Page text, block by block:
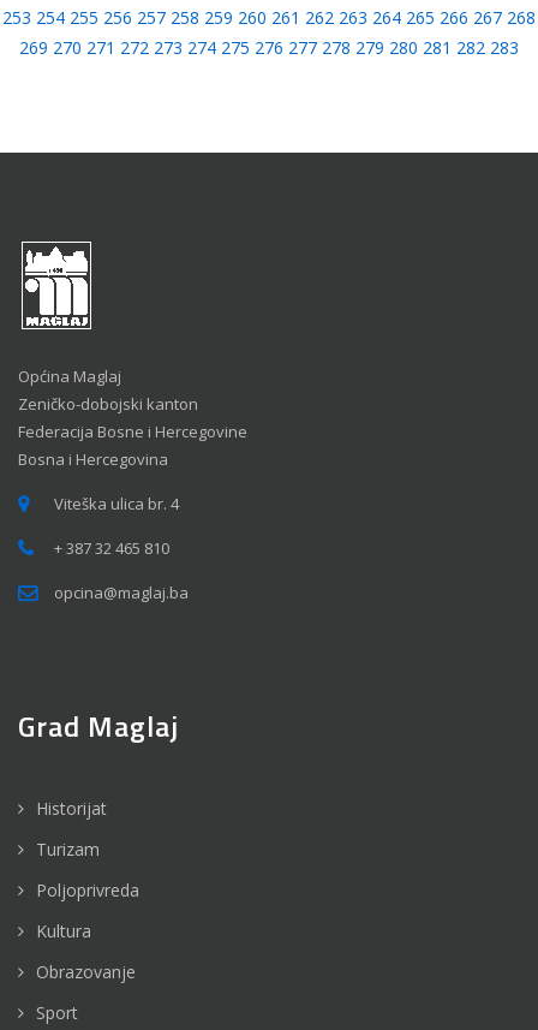
253 254 255 256 257 258 259 260 261 262 263 264 265 266 267 268
269 270 271 272 273 274 275 276 277 278 279 280 281 282 283
Općina Maglaj
Zeničko-dobojski kanton
Federacija Bosne i Hercegovine
Bosna i Hercegovina
Viteška ulica br. 4
+ 387 32 465 810
opcina@maglaj.ba
Grad Maglaj
Historijat
Turizam
Poljoprivreda
Kultura
Obrazovanje
Sport